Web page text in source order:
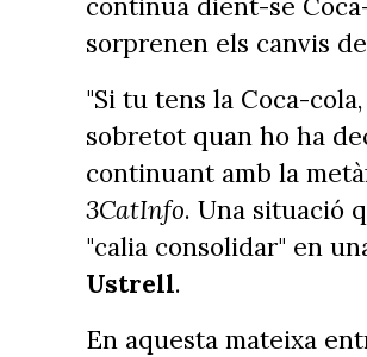
sorprenen els canvis
"Si tu tens la Coca-
sobretot quan ho ha
continuant amb la
3CatInfo. Una situació
"calia consolidar" en
Ustrell.
En aquesta mateixa